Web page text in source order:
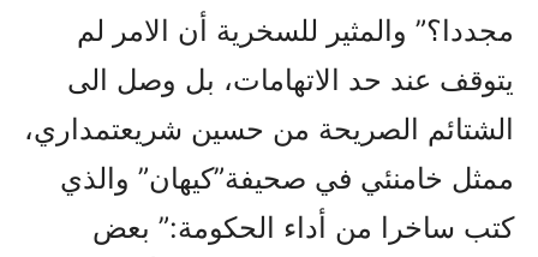
مجددا؟” والمثير للسخرية أن الامر لم
يتوقف عند حد الاتهامات، بل وصل الى
الشتائم الصريحة من حسين شريعتمداري،
ممثل خامنئي في صحيفة”کيهان” والذي
کتب ساخرا من أداء الحکومة:” بعض